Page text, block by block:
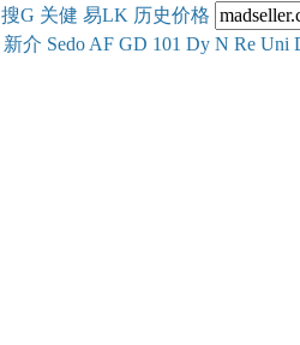
搜G 关健 易LK 历史价格
新介 Sedo AF GD 101 Dy N Re Uni